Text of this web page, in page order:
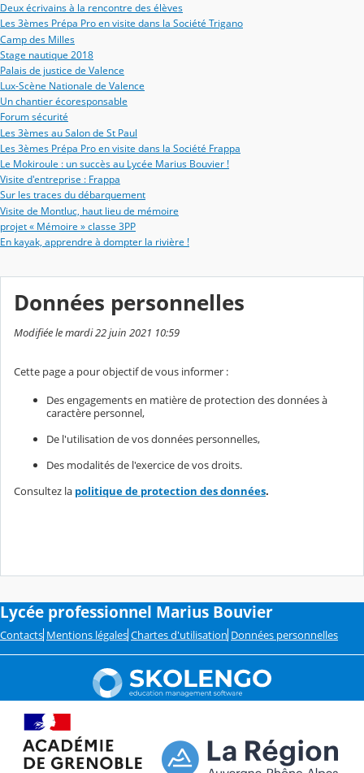
Deux écrivains à la rencontre des élèves
Les 3èmes Prépa Pro en visite dans la Société Trigano
Camp des Milles
Stage nautique 2018
Palais de justice de Valence
Lux-Scène Nationale de Valence
Un chantier écoresponsable
Forum sécurité
Les 3èmes au Salon de St Paul
Les 3èmes Prépa Pro en visite dans la Société Frappa
Le Mokiroule : un succès au Lycée Marius Bouvier !
Visite d'entreprise : Frappa
Sur les traces du débarquement
Visite de Montluc, haut lieu de mémoire
projet « Mémoire » classe 3PP
En kayak, apprendre à dompter la rivière !
Données personnelles
Modifiée le mardi 22 juin 2021 10:59
Cette page a pour objectif de vous informer :
Des engagements en matière de protection des données à
caractère personnel,
De l'utilisation de vos données personnelles,
Des modalités de l'exercice de vos droits.
Consultez la politique de protection des données.
Lycée professionnel Marius Bouvier
Contacts Mentions légales Chartes d'utilisation Données personnelles